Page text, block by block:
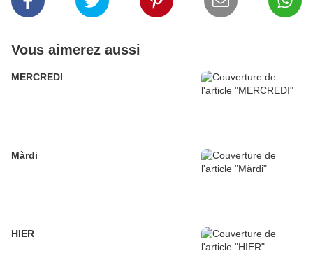
Vous aimerez aussi
MERCREDI
Màrdi
HIER